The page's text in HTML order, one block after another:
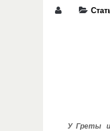
У Греты и